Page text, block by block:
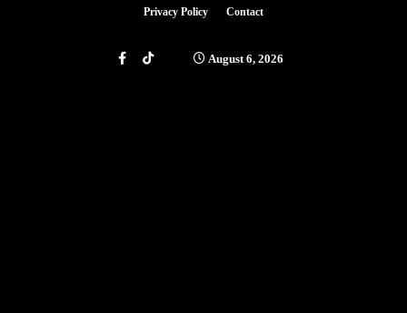
Privacy Policy Contact
August 6, 2026